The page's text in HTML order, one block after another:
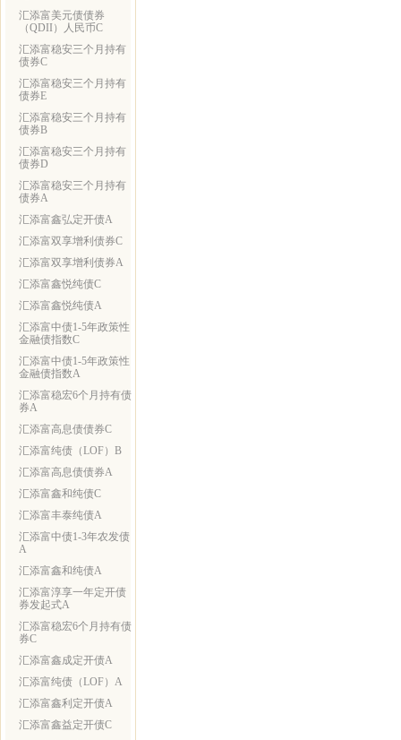
汇添富美元债债券
（QDII）人民币C
汇添富稳安三个月持有
债券C
汇添富稳安三个月持有
债券E
汇添富稳安三个月持有
债券B
汇添富稳安三个月持有
债券D
汇添富稳安三个月持有
债券A
汇添富鑫弘定开债A
汇添富双享增利债券C
汇添富双享增利债券A
汇添富鑫悦纯债C
汇添富鑫悦纯债A
汇添富中债1-5年政策性
金融债指数C
汇添富中债1-5年政策性
金融债指数A
汇添富稳宏6个月持有债
券A
汇添富高息债债券C
汇添富纯债（LOF）B
汇添富高息债债券A
汇添富鑫和纯债C
汇添富丰泰纯债A
汇添富中债1-3年农发债
A
汇添富鑫和纯债A
汇添富淳享一年定开债
券发起式A
汇添富稳宏6个月持有债
券C
汇添富鑫成定开债A
汇添富纯债（LOF）A
汇添富鑫利定开债A
汇添富鑫益定开债C